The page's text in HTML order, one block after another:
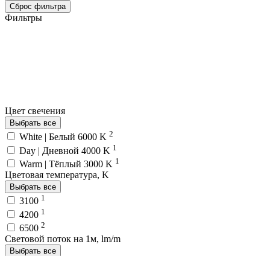
Сброс фильтра
Фильтры
Цвет свечения
Выбрать все
White | Белый 6000 K 2
Day | Дневной 4000 K 1
Warm | Тёплый 3000 K 1
Цветовая температура, K
Выбрать все
3100 1
4200 1
6500 2
Световой поток на 1м, lm/m
Выбрать все